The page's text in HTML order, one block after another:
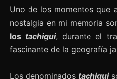
Uno de los momentos que
nostalgia en mi memoria
lostachigui, durante el
fascinante de la geografía
Los denominados tachigui